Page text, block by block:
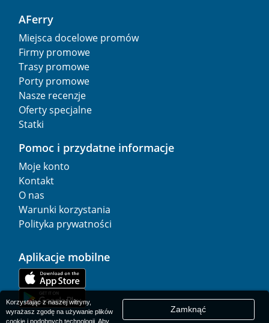
AFerry
Miejsca docelowe promów
Firmy promowe
Trasy promowe
Porty promowe
Nasze recenzje
Oferty specjalne
Statki
Pomoc i przydatne informacje
Moje konto
Kontakt
O nas
Warunki korzystania
Polityka prywatności
Aplikacje mobilne
Korzystając z naszej witryny,
wyrażasz zgodę na używanie plików
cookie i podobnych technologii. Aby
Zamknąć